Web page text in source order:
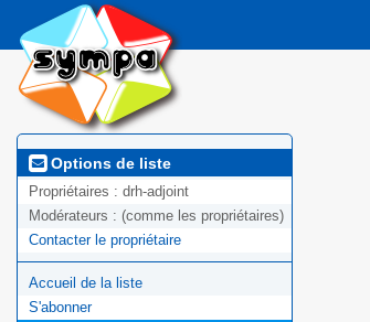
Options de liste
Propriétaires : drh-adjoint
Modérateurs : (comme les propriétaires)
Contacter le propriétaire
Accueil de la liste
S'abonner